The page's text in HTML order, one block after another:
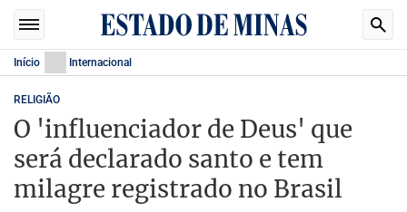
Início Internacional
RELIGIÃO
O 'influenciador de Deus' que
será declarado santo e tem
milagre registrado no Brasil